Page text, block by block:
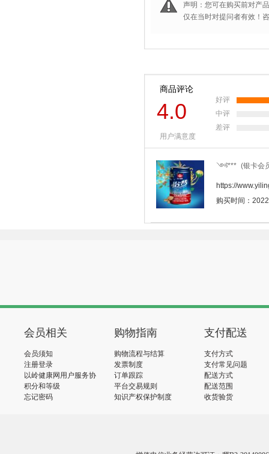
声明：您可在购买前对产
仅在当时对提问者有效！
商品评论
4.0
用户满意度
好评
中评
差评
༺*** (银卡会
https://
购买时间：
会员相关
会员须知
注册登录
以岭健康网用户服务协
议
积分和等级
忘记密码
购物指南
购物流程与结算
发票制度
订单跟踪
平台交易规则
知识产权保护制度
支付配送
支付方式
支付常见问题
配送方式
配送范围
收货验货